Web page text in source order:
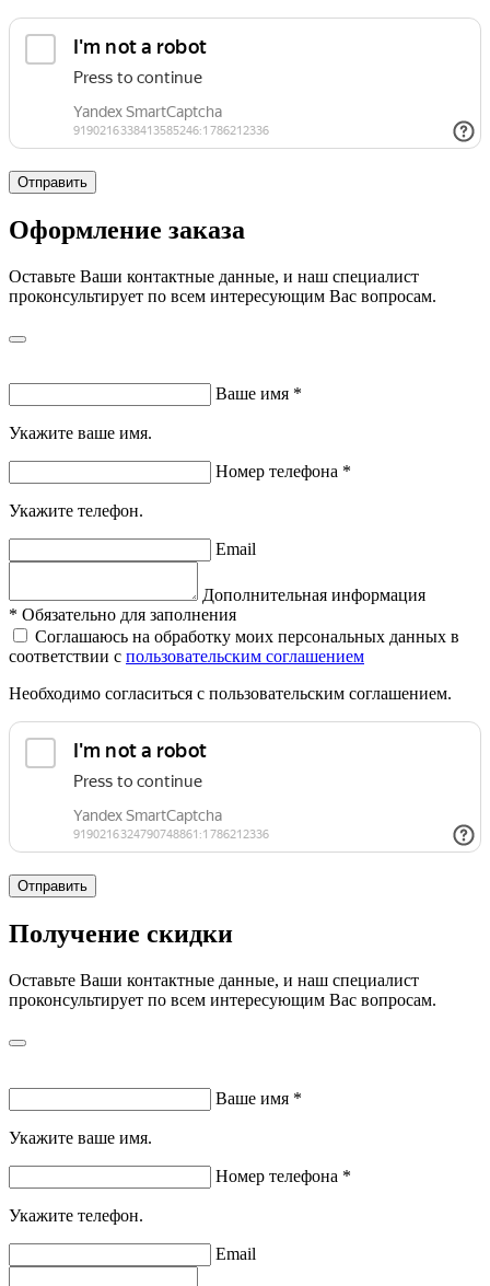
Отправить
Оформление заказа
Оставьте Ваши контактные данные, и наш специалист
проконсультирует по всем интересующим Вас вопросам.
Ваше имя *
Укажите ваше имя.
Номер телефона *
Укажите телефон.
Email
Дополнительная информация
* Обязательно для заполнения
Соглашаюсь на обработку моих персональных данных в
соответствии с пользовательским соглашением
Необходимо согласиться с пользовательским соглашением.
Отправить
Получение скидки
Оставьте Ваши контактные данные, и наш специалист
проконсультирует по всем интересующим Вас вопросам.
Ваше имя *
Укажите ваше имя.
Номер телефона *
Укажите телефон.
Email